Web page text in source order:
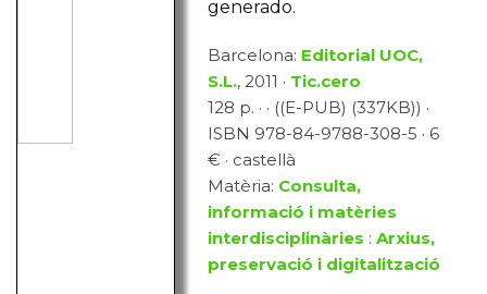
generado.
Barcelona: Editorial UOC,
S.L., 2011 · Tic.cero
128 p. · · ((E-PUB) (337KB)) ·
ISBN 978-84-9788-308-5 · 6
€ · castellà
Matèria: Consulta,
informació i matèries
interdisciplinàries :Arxius,
preservació i digitalització